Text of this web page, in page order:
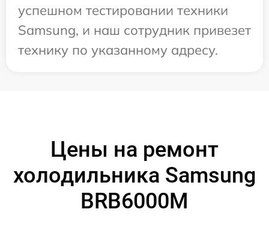
успешном тестировании техники
Samsung, и наш сотрудник привезет
технику по указанному адресу.
Цены на ремонт
холодильника Samsung
BRB6000M